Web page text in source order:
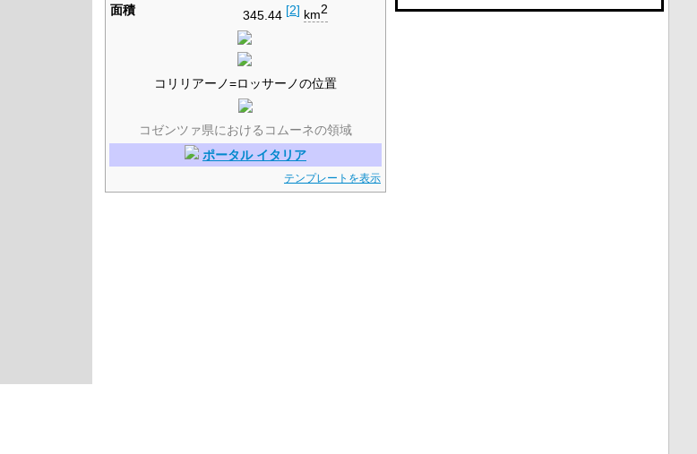
面積
345.44 [2] km2
コリリアーノ=ロッサーノの位置
コゼンツァ県におけるコムーネの領域
ポータル イタリア
テンプレートを表示